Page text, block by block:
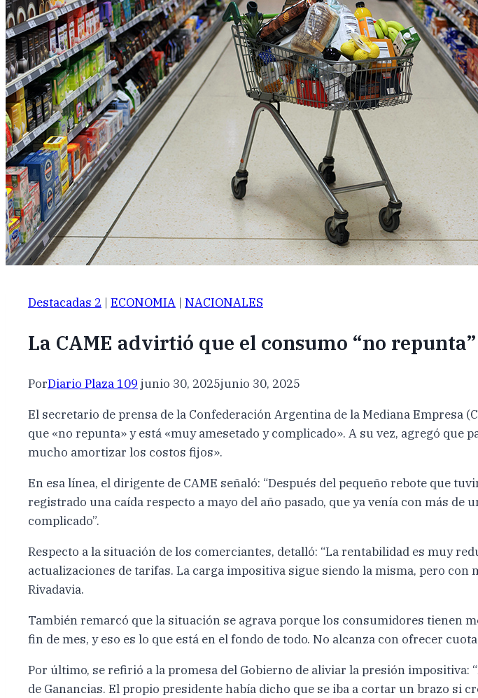
Destacadas 2 | ECONOMIA | NACIONALES
La CAME advirtió que el consumo “no
PorDiario Plaza 109 junio 30, 2025junio 30, 2025
El secretario de prensa de la Confederación Argentina de la Mediana Empresa
que «no repunta» y está «muy amesetado y complicado». A su vez, agregó
mucho amortizar los costos fijos».
En esa línea, el dirigente de CAME señaló: “Después del pequeño rebote que
registrado una caída respecto a mayo del año pasado, que ya venía con más de
complicado”.
Respecto a la situación de los comerciantes, detalló: “La rentabilidad es muy
actualizaciones de tarifas. La carga impositiva sigue siendo la misma, pero con
Rivadavia.
También remarcó que la situación se agrava porque los consumidores tienen
fin de mes, y eso es lo que está en el fondo de todo. No alcanza con ofrecer
Por último, se refirió a la promesa del Gobierno de aliviar la presión
de Ganancias. El propio presidente había dicho que se iba a cortar un brazo si